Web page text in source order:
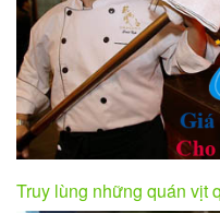
Truy lùng những quán vịt